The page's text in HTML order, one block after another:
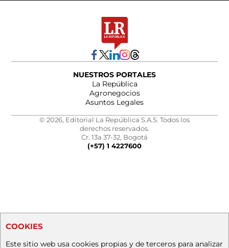
NUESTROS PORTALES
La República
Agronegocios
Asuntos Legales
© 2026, Editorial La República S.A.S. Todos los
derechos reservados.
Cr. 13a 37-32, Bogotá
(+57) 1 4227600
COOKIES
Este sitio web usa cookies propias y de terceros para analizar